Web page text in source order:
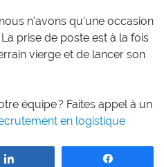
n’avons qu’une occasion
prise de poste est à la fois
vierge et de lancer son
équipe ? Faites appel à un
en logistique